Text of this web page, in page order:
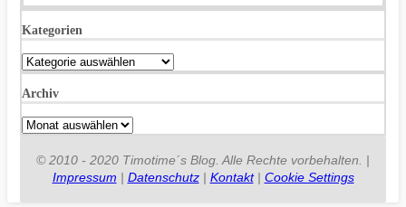
Kategorien
Kategorien
Archiv
Archiv
© 2010 - 2020 Timotime´s Blog. Alle Rechte vorbehalten. |
Impressum | Datenschutz| Kontakt| Cookie Settings